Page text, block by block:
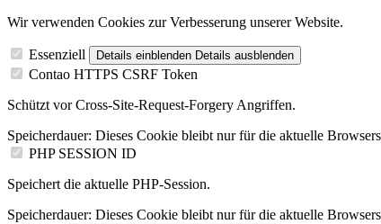
Wir verwenden Cookies zur Verbesserung unserer Website.
Essenziell Details einblenden Details ausblenden
Contao HTTPS CSRF Token
Schützt vor Cross-Site-Request-Forgery Angriffen.
Speicherdauer: Dieses Cookie bleibt nur für die aktuelle
PHP SESSION ID
Speichert die aktuelle PHP-Session.
Speicherdauer: Dieses Cookie bleibt nur für die aktuelle